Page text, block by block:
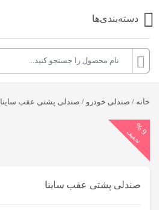
دسته‌بندی‌ها
خانه / صندلی خودرو / صندلی پشتی عقب ساینا
9
%تخفیف
صندلی پشتی عقب ساینا